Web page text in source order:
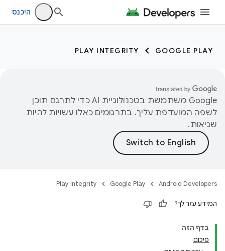
היכנס
GOOGLE PLAY
PLAY INTEGRITY
‫Google משתמשת בטכנולוגיית AI כדי לתרגם תוכן
לשפה המועדפת עליך. בתרגומים כאלו עשויות להיות
שגיאות.
Android Developers
Google Play
Play Integrity
המידע עזר לך?
בדף הזה
סיכום